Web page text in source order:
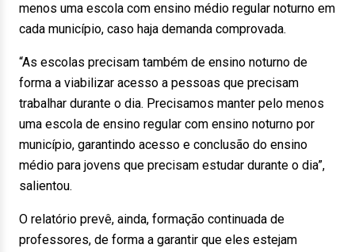
menos uma escola com ensino médio regular noturno em
cada município, caso haja demanda comprovada.
“As escolas precisam também de ensino noturno de
forma a viabilizar acesso a pessoas que precisam
trabalhar durante o dia. Precisamos manter pelo menos
uma escola de ensino regular com ensino noturno por
município, garantindo acesso e conclusão do ensino
médio para jovens que precisam estudar durante o dia”,
salientou.
O relatório prevê, ainda, formação continuada de
professores, de forma a garantir que eles estejam